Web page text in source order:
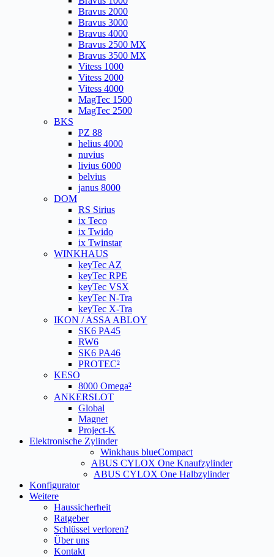
Bravus 2000
Bravus 3000
Bravus 4000
Bravus 2500 MX
Bravus 3500 MX
Vitess 1000
Vitess 2000
Vitess 4000
MagTec 1500
MagTec 2500
BKS
PZ 88
helius 4000
nuvius
livius 6000
belvius
janus 8000
DOM
RS Sirius
ix Teco
ix Twido
ix Twinstar
WINKHAUS
keyTec AZ
keyTec RPE
keyTec VSX
keyTec N-Tra
keyTec X-Tra
IKON / ASSA ABLOY
SK6 PA45
RW6
SK6 PA46
PROTEC²
KESO
8000 Omega²
ANKERSLOT
Global
Magnet
Project-K
Elektronische Zylinder
Winkhaus blueCompact
ABUS CYLOX One Knaufzylinder
ABUS CYLOX One Halbzylinder
Konfigurator
Weitere
Haussicherheit
Ratgeber
Schlüssel verloren?
Über uns
Kontakt